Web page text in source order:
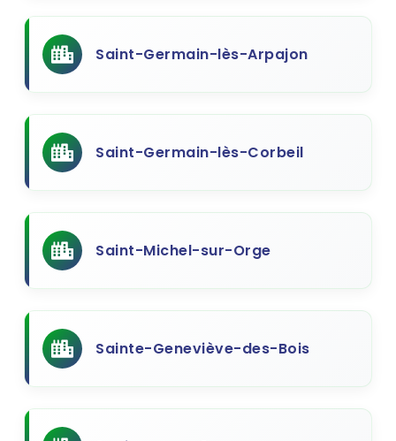
Saint-Germain-lès-Arpajon
Saint-Germain-lès-Corbeil
Saint-Michel-sur-Orge
Sainte-Geneviève-des-Bois